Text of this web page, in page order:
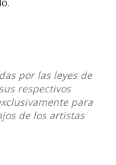
por las leyes de
respectivos
para
de los artistas